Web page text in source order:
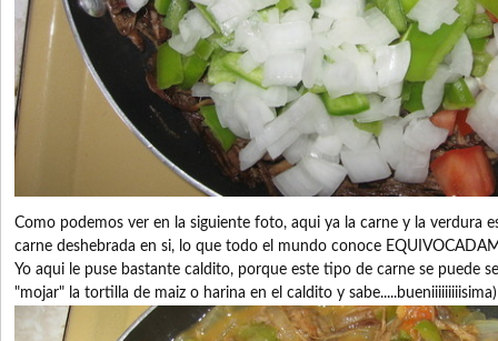
Como podemos ver en la siguiente foto, aqui ya la carne y la verdura
carne deshebrada en si, lo que todo el mundo conoce
Yo aqui le puse bastante caldito, porque este tipo de carne se puede
"mojar" la tortilla de maiz o harina en el caldito y sabe.....bueniiiiiiiiisima)